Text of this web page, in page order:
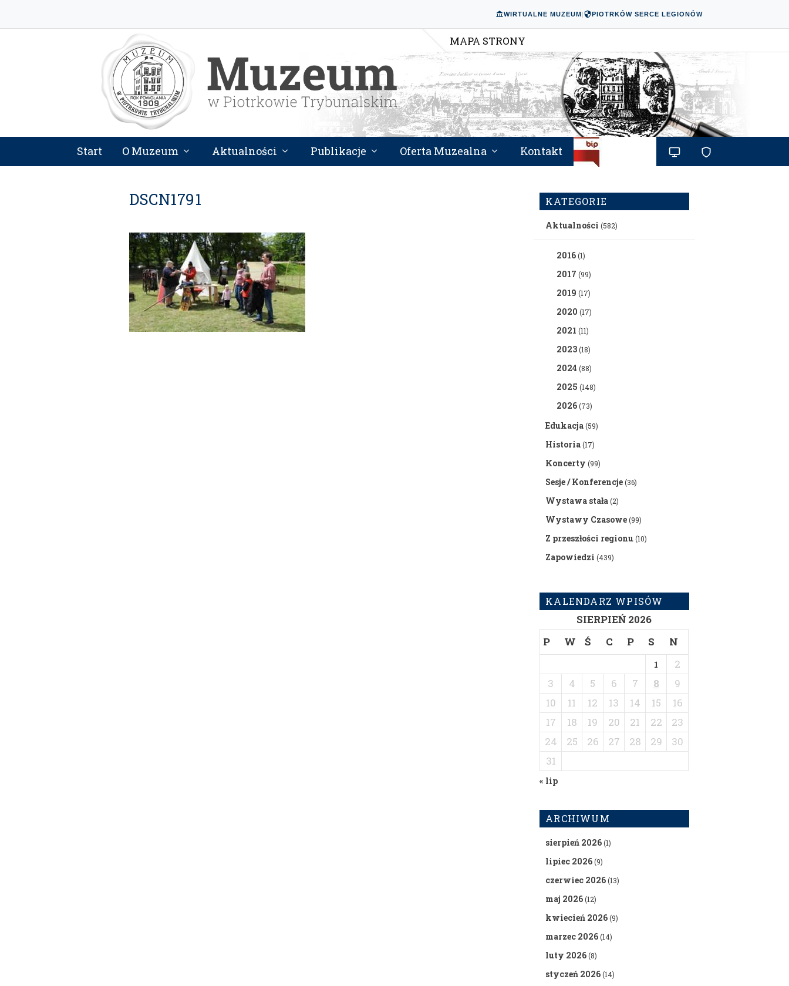
WIRTUALNE MUZEUM| PIOTRKÓW SERCE LEGIONÓW
MAPA STRONY
Start O Muzeum Aktualności Publikacje Oferta Muzealna Kontakt
DSCN1791 KATEGORIE
Aktualności (582)
2016(1)
2017 (99)
2019 (17)
2020 (17)
2021 (11)
2023(18)
2024 (88)
2025 (148)
2026(73)
Edukacja(59)
Historia(17)
Koncerty (99)
Sesje / Konferencje(36)
Wystawa stała(2)
Wystawy Czasowe(99)
Z przeszłości regionu(10)
Zapowiedzi (439)
KALENDARZ WPISÓW
SIERPIEŃ 2026
P
W Ś C P S N
1
2
3
4 5 6 7 8
9
10
11 12 13 14 15
16
17
18 19 20 21 22
23
24
25 26 27 28 29
30
31
« lip
ARCHIWUM
sierpień 2026(1)
lipiec 2026(9)
czerwiec 2026(13)
maj 2026(12)
kwiecień 2026(9)
marzec 2026(14)
luty 2026(8)
styczeń 2026(14)